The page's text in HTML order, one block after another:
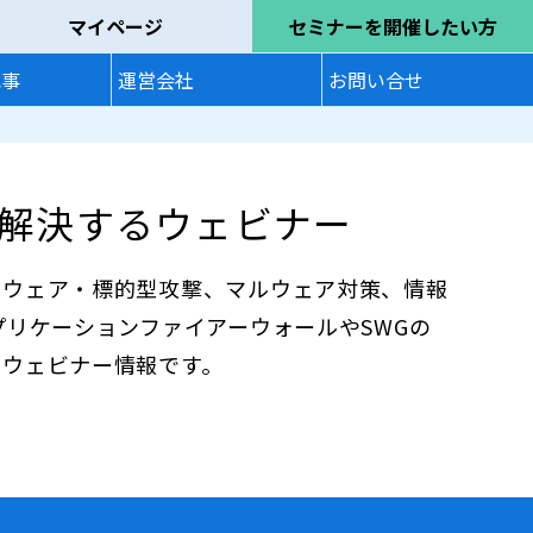
マイページ
セミナーを開催したい方
運営会社 お問い合せ
決するウェビナー
ェア・標的型攻撃、マルウェア対策、情報
ケーションファイアーウォールやSWGの
ェビナー情報です。